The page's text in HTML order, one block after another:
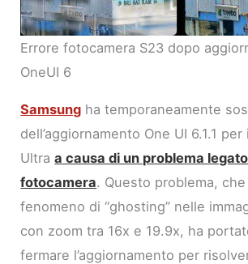
Errore fotocamera S23 dopo
OneUI 6
Samsung ha temporaneamente
dell’aggiornamento One UI 6.1.1
Ultraa causa di un problema
fotocamera. Questo problema,
fenomeno di “ghosting” nelle
con zoom tra 16x e 19.9x, ha
fermare l’aggiornamento per